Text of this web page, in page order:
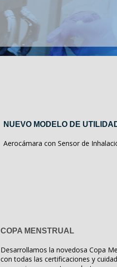
NUEVO MODELO DE
Aerocámara con Sensor de
COPA MENSTRUAL
Desarrollamos la novedosa Copa
con todas las certificaciones y